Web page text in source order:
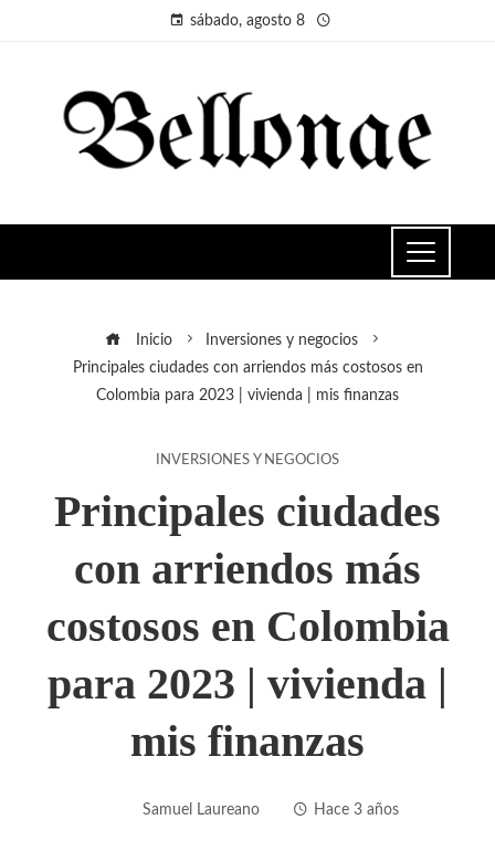
sábado, agosto 8
Inicio
Inversiones y negocios
Principales ciudades con arriendos más costosos en
Colombia para 2023 | vivienda | mis finanzas
INVERSIONES Y NEGOCIOS
Principales ciudades
con arriendos más
costosos en Colombia
para 2023 | vivienda |
mis finanzas
Samuel Laureano Hace 3 años